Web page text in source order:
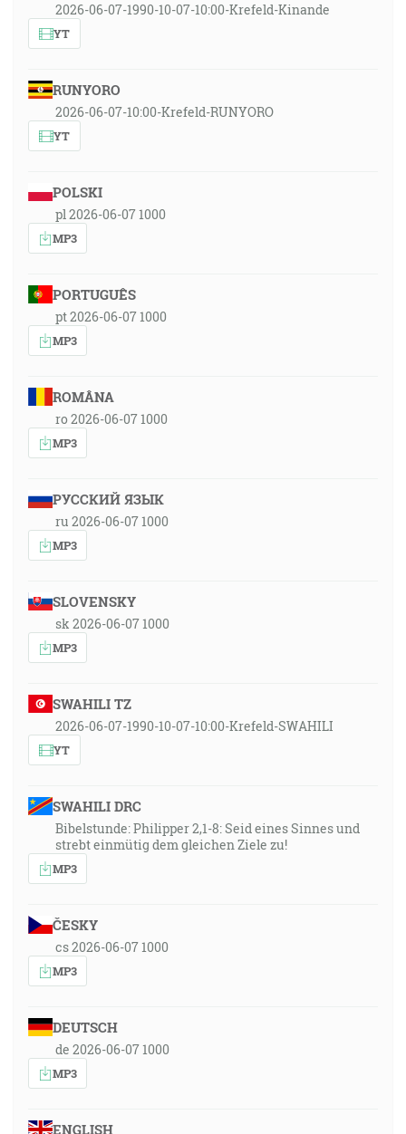
2026-06-07-1990-10-07-10:00-Krefeld-Kinande
YT
RUNYORO
2026-06-07-10:00-Krefeld-RUNYORO
YT
POLSKI
pl 2026-06-07 1000
MP3
PORTUGUÊS
pt 2026-06-07 1000
MP3
ROMÂNA
ro 2026-06-07 1000
MP3
РУССКИЙ ЯЗЫК
ru 2026-06-07 1000
MP3
SLOVENSKY
sk 2026-06-07 1000
MP3
SWAHILI TZ
2026-06-07-1990-10-07-10:00-Krefeld-SWAHILI
YT
SWAHILI DRC
Bibelstunde: Philipper 2,1-8: Seid eines Sinnes und
strebt einmütig dem gleichen Ziele zu!
MP3
ČESKY
cs 2026-06-07 1000
MP3
DEUTSCH
de 2026-06-07 1000
MP3
ENGLISH